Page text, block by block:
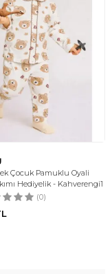
Çocuk Pamuklu Oyali
Hediyelik - Kahverengi1
(0)